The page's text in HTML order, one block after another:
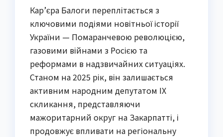
Кар’єра Балоги переплітається з
ключовими подіями новітньої історії
України — Помаранчевою революцією,
газовими війнами з Росією та
реформами в надзвичайних ситуаціях.
Станом на 2025 рік, він залишається
активним народним депутатом IX
скликання, представляючи
мажоритарний округ на Закарпатті, і
продовжує впливати на регіональну